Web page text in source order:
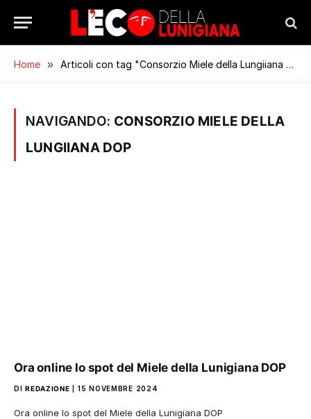
Home » Articoli con tag "Consorzio Miele della Lungiiana DOP"
NAVIGANDO: CONSORZIO MIELE DELLA
LUNGIIANA DOP
Ora online lo spot del Miele della Lunigiana DOP
DI REDAZIONE 15 NOVEMBRE 2024
Ora online lo spot del Miele della Lunigiana DOP